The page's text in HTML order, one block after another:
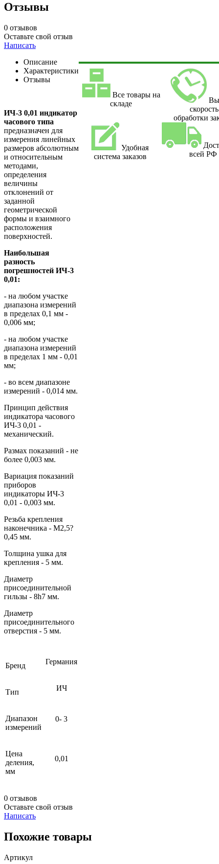
Отзывы
0 отзывов
Оставьте свой отзыв
Написать
Описание
Характеристики
Отзывы
ИЧ-3 0,01 индикатор
часового типа
предназначен для
измерения линейных
размеров абсолютным
и относительным
методами,
определения
величины
отклонений от
заданной
геометрической
формы и взаимного
расположения
поверхностей.
Наибольшая
разность
погрешностей ИЧ-3
0,01:
- на любом участке
диапазона измерений
в пределах 0,1 мм -
0,006 мм;
- на любом участке
диапазона измерений
в пределах 1 мм - 0,01
мм;
- во всем диапазоне
измерений - 0,014 мм.
Принцип действия
индикатора часового
ИЧ-3 0,01 -
механический.
Размах показаний - не
более 0,003 мм.
Вариация показаний
приборов
индикаторы ИЧ-3
0,01 - 0,003 мм.
Резьба крепления
наконечника - М2,5?
0,45 мм.
Толщина ушка для
крепления - 5 мм.
Диаметр
присоединительной
гильзы - 8h7 мм.
Диаметр
присоединительного
отверстия - 5 мм.
Бренд Германия
Тип ИЧ
Диапазон
измерений
0- 3
Цена
деления,
мм
0,01
0 отзывов
Оставьте свой отзыв
Написать
Все товары на
складе
скорость
обработки
Удобная
система заказов
всей РФ
Похожие товары
Артикул